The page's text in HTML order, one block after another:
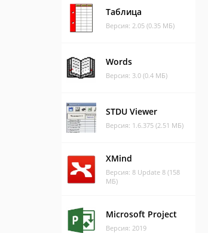
Таблица
Версия: 2.05 (0.35 МБ)
Words
Версия: 3.0 (0.4 МБ)
STDU Viewer
Версия: 1.6.375 (2.51 МБ)
XMind
Версия: 8 Update 8 (158
МБ)
Microsoft Project
Версия: 2019